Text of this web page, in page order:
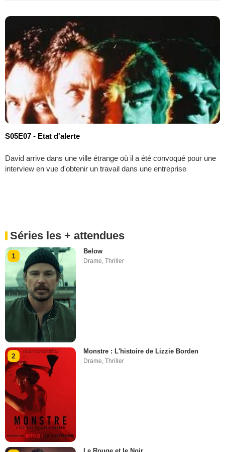
S05E07 - Etat d'alerte
David arrive dans une ville étrange où il a été convoqué pour une
interview en vue d'obtenir un travail dans une entreprise
Séries les + attendues
1
Below
Drame,Thriller
2
Monstre : L'histoire de Lizzie Borden
Drame ,Thriller